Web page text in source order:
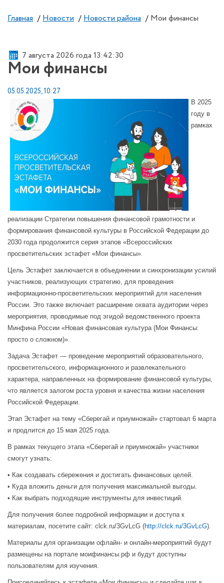
Главная / Новости / Новости района / Мои финансы
7 августа 2026 года 13:42:30
Мои финансы
05.05.2025, 10:27
В 2025
году в
рамках
реализации Стратегии повышения финансовой грамотности и
формирования финансовой культуры в Российской Федерации до
2030 года продолжится серия этапов «Всероссийских
просветительских эстафет «Мои финансы».
Цель Эстафет заключается в объединении и синхронизации усилий
участников, реализующих стратегию, для проведения
информационно-просветительских мероприятий для населения
России. Это также включает расширение охвата аудитории через
мероприятия, проводимые под эгидой ведомственного проекта
Минфина России «Новая финансовая культура (Мои Финансы:
просто о сложном)».
Задача Эстафет — проведение мероприятий образовательного,
просветительского, информационного и развлекательного
характера, направленных на формирование финансовой культуры,
что является залогом роста уровня и качества жизни населения
Российской Федерации.
Этап Эстафет на тему «Сберегай и приумножай» стартовал 6 марта
и продлится до 15 мая 2025 года.
В рамках текущего этапа «Сберегай и приумножай» участники
смогут узнать:
• Как создавать сбережения и достигать финансовых целей.
• Куда вложить деньги для получения максимальной выгоды.
• Как выбрать подходящие инструменты для инвестиций.
Для получения более подробной информации и доступа к
материалам, посетите сайт: clck.ru/3GvLcG (http://clck.ru/3GvLcG).
Материалы для организации офлайн- и онлайн-мероприятий будут
размещены на портале моифинансы.рф и будут доступны
пользователям для изучения.